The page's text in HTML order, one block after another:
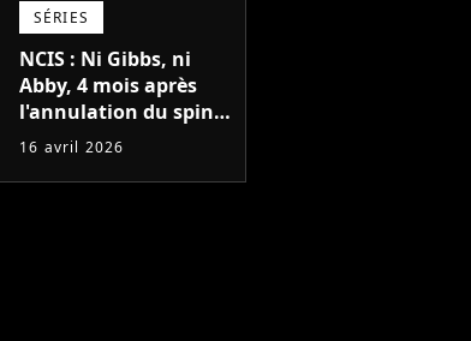
SÉRIES
NCIS : Ni Gibbs, ni
Abby, 4 mois après
l'annulation du spin-
off sur Tony et Ziva,
avec un personnage
16 avril 2026